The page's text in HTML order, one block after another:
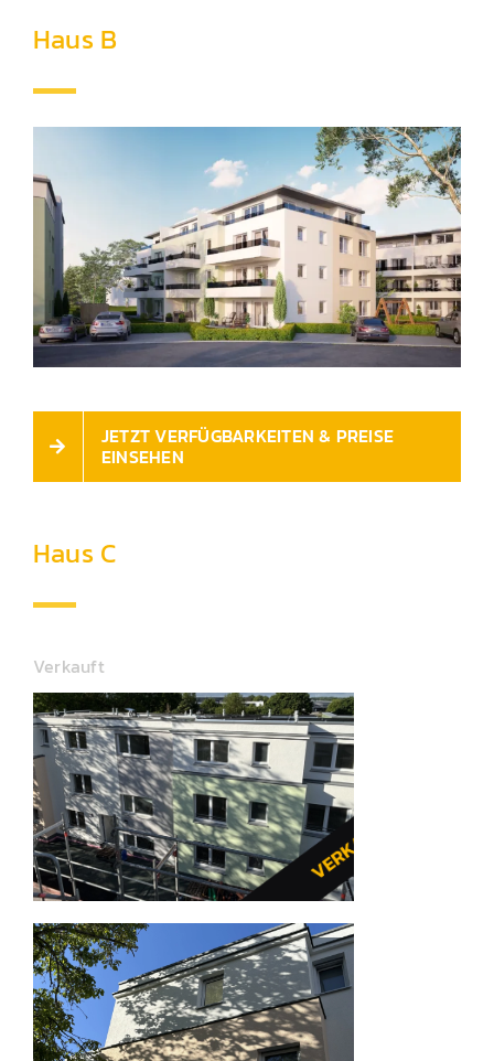
Haus B
JETZT VERFÜGBARKEITEN & PREISE
EINSEHEN
Haus C
Verkauft